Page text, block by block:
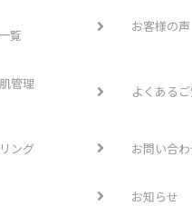
覧
お客様の声
管理
よくある
ング お問い合
お知らせ